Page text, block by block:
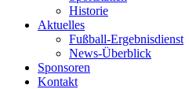
Historie
Aktuelles
Fußball-Ergebnisdienst
News-Überblick
Sponsoren
Kontakt